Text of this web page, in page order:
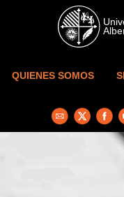
Skip to main content
QUIENES SOMOS